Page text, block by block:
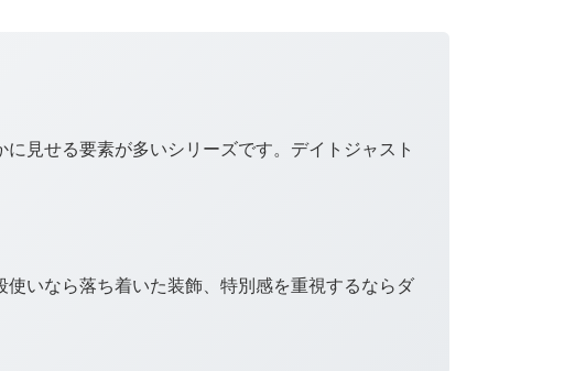
見せる要素が多いシリーズです。デイトジャスト
いなら落ち着いた装飾、特別感を重視するならダ